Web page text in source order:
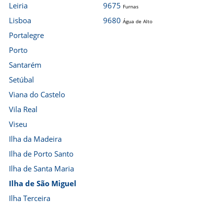
Leiria
Lisboa
Portalegre
Porto
Santarém
Setúbal
Viana do Castelo
Vila Real
Viseu
Ilha da Madeira
Ilha de Porto Santo
Ilha de Santa Maria
Ilha de São Miguel
Ilha Terceira
9675 Furnas
9680 Água de Alto